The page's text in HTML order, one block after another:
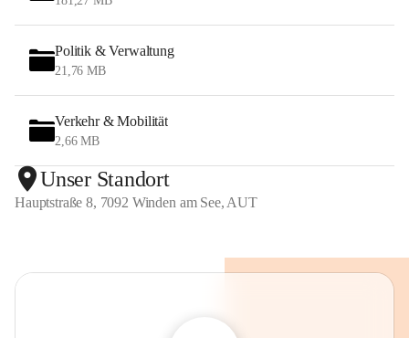
Politik & Verwaltung
21,76 MB
Verkehr & Mobilität
2,66 MB
Unser Standort
Hauptstraße 8, 7092 Winden am See, AUT